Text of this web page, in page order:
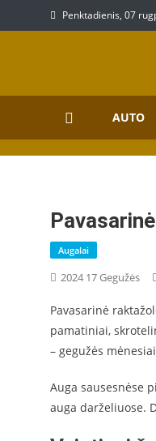
to
Penktadienis, 07
AUTO
Augalai
2024 17 Gegužės
Pavasarinė
pamatiniai,
– gegužės
Auga sausesnėse
auga darželiuose.